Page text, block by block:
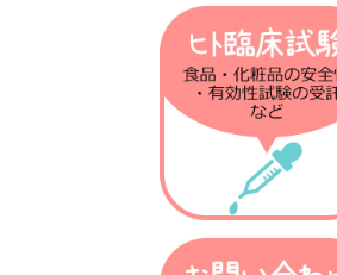
第27回 高血圧の話
第26回 iPS細胞の話
第25回 受精卵の話
第24回 腸内細菌の話
第22回 アルツハイマーの話
第21回 発熱の話
第20回 がん免疫の話